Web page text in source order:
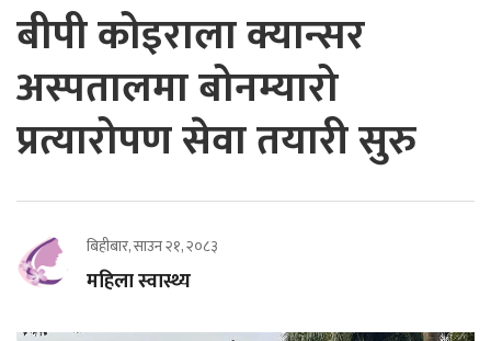
बीपी कोइराला क्यान्सर
अस्पतालमा बोनम्यारो
प्रत्यारोपण सेवा तयारी सुरु
बिहीबार, साउन २१, २०८३
महिला स्वास्थ्य